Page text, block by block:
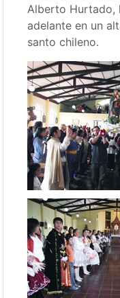
Alberto Hurtado,
adelante en un
santo chileno.